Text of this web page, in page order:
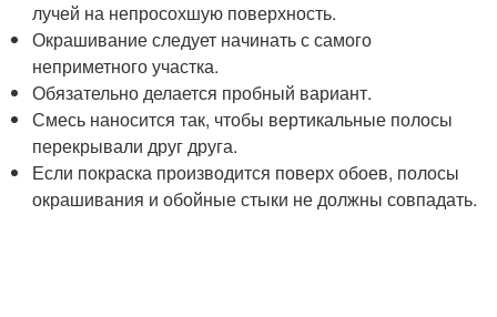
лучей на непросохшую поверхность.
Окрашивание следует начинать с самого
неприметного участка.
Обязательно делается пробный вариант.
Смесь наносится так, чтобы вертикальные полосы
перекрывали друг друга.
Если покраска производится поверх обоев, полосы
окрашивания и обойные стыки не должны совпадать.